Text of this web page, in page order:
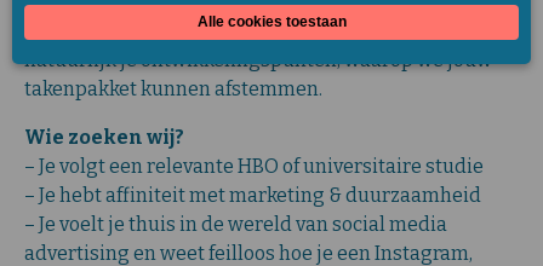
Samen met jou kijken we naar je kwaliteiten en
natuurlijk je ontwikkelingspunten, waarop we jouw
takenpakket kunnen afstemmen.
Wie zoeken wij?
– Je volgt een relevante HBO of universitaire studie
– Je hebt affiniteit met marketing & duurzaamheid
– Je voelt je thuis in de wereld van social media
advertising en weet feilloos hoe je een Instagram,